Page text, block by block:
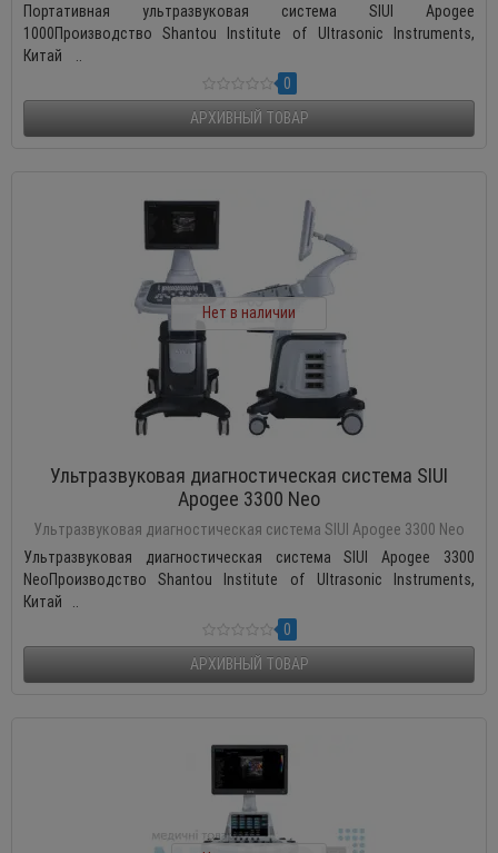
Портативная ультразвуковая система SIUI Apogee
1000Производство Shantou Institute of Ultrasonic Instruments,
Китай ..
0
АРХИВНЫЙ ТОВАР
Нет в наличии
Ультразвуковая диагностическая система SIUI
Apogee 3300 Neo
Ультразвуковая диагностическая система SIUI Apogee 3300 Neo
Ультразвуковая диагностическая система SIUI Apogee 3300
NeoПроизводство Shantou Institute of Ultrasonic Instruments,
Китай ..
0
АРХИВНЫЙ ТОВАР